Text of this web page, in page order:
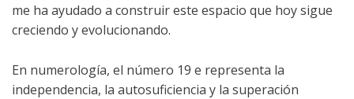
me ha ayudado a construir este espacio que hoy sigue
creciendo y evolucionando.
En numerología, el número 19 e representa la
independencia, la autosuficiencia y la superación